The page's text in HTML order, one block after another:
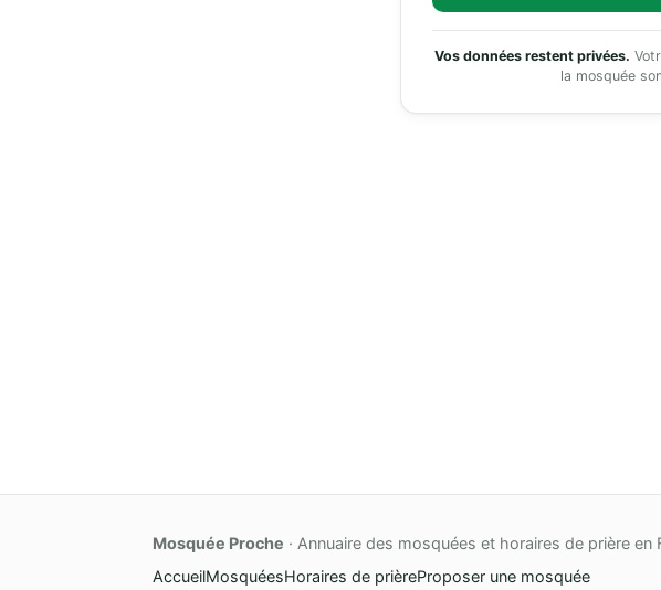
Vos données restent privées.
la mosquée
Mosquée Proche · Annuaire des mosquées et horaires de prière en
AccueilMosquéesHoraires de prièreProposer une mosquée